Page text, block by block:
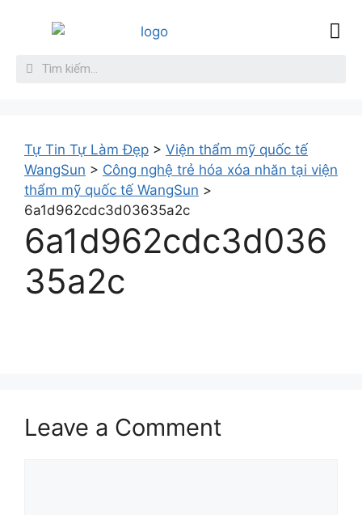
Tự Tin Tự Làm Đẹp > Viện thẩm mỹ quốc tế
WangSun > Công nghệ trẻ hóa xóa nhăn tại viện
thẩm mỹ quốc tế WangSun >
6a1d962cdc3d03635a2c
6a1d962cdc3d036
35a2c
Leave a Comment